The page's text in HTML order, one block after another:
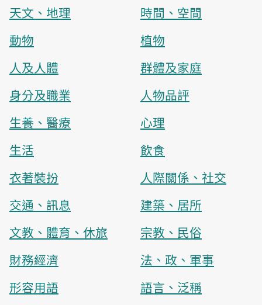
天文、地理
時間、空間
動物
植物
人及人體
群體及家庭
身分及職業
人物品評
生養、醫療
心理
生活
飲食
衣著裝扮
人際關係、社交
交通、訊息
建築、居所
文教、體育、休旅
宗教、民俗
財務經濟
法、政、軍事
形容用語
語言、泛稱